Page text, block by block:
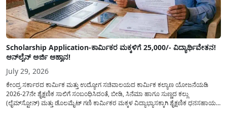
Scholarship Application-ಕಾರ್ಮಿಕರ ಮಕ್ಕಳಿಗೆ 25,000/- ವಿದ್ಯಾರ್ಥಿವೇತನ!
ಆನ್‍ಲೈನ್ ಅರ್ಜಿ ಆಹ್ವಾನ!
July 29, 2026
ಕೇಂದ್ರ ಸರ್ಕಾರದ ಕಾರ್ಮಿಕ ಮತ್ತು ಉದ್ಯೋಗ ಸಚಿವಾಲಯದ ಕಾರ್ಮಿಕ ಕಲ್ಯಾಣ ಯೋಜನೆಯಡಿ
2026-27ನೇ ಶೈಕ್ಷಣಿಕ ಸಾಲಿಗೆ ಸಂಬಂಧಿಸಿದಂತೆ, ಬೀಡಿ, ಸಿನೆಮಾ ಹಾಗೂ ಸುಣ್ಣದ ಕಲ್ಲು
(ಲೈಮ್‍ಸ್ಟೋನ್) ಮತ್ತು ಡೊಲಮೈಟ್ ಗಣಿ ಕಾರ್ಮಿಕರ ಮಕ್ಕಳ ವಿದ್ಯಾಭ್ಯಾಸಕ್ಕಾಗಿ ಶೈಕ್ಷಣಿಕ ಧನಸಹಾಯ/